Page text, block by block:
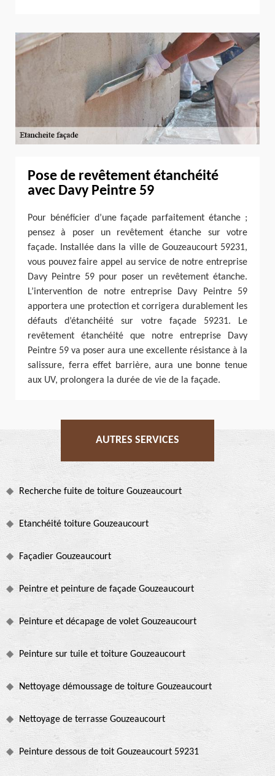
Pose de revêtement étanchéité
avec Davy Peintre 59
Pour bénéficier d’une façade parfaitement étanche ;
pensez à poser un revêtement étanche sur votre
façade. Installée dans la ville de Gouzeaucourt 59231,
vous pouvez faire appel au service de notre entreprise
Davy Peintre 59 pour poser un revêtement étanche.
L’intervention de notre entreprise Davy Peintre 59
apportera une protection et corrigera durablement les
défauts d’étanchéité sur votre façade 59231. Le
revêtement étanchéité que notre entreprise Davy
Peintre 59 va poser aura une excellente résistance à la
salissure, ferra effet barrière, aura une bonne tenue
aux UV, prolongera la durée de vie de la façade.
AUTRES SERVICES
Recherche fuite de toiture Gouzeaucourt
Etanchéité toiture Gouzeaucourt
Façadier Gouzeaucourt
Peintre et peinture de façade Gouzeaucourt
Peinture et décapage de volet Gouzeaucourt
Peinture sur tuile et toiture Gouzeaucourt
Nettoyage démoussage de toiture Gouzeaucourt
Nettoyage de terrasse Gouzeaucourt
Peinture dessous de toit Gouzeaucourt 59231